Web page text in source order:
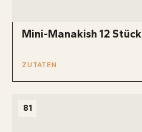
Mini-Manakish 12 Stück
ZUTATEN
81